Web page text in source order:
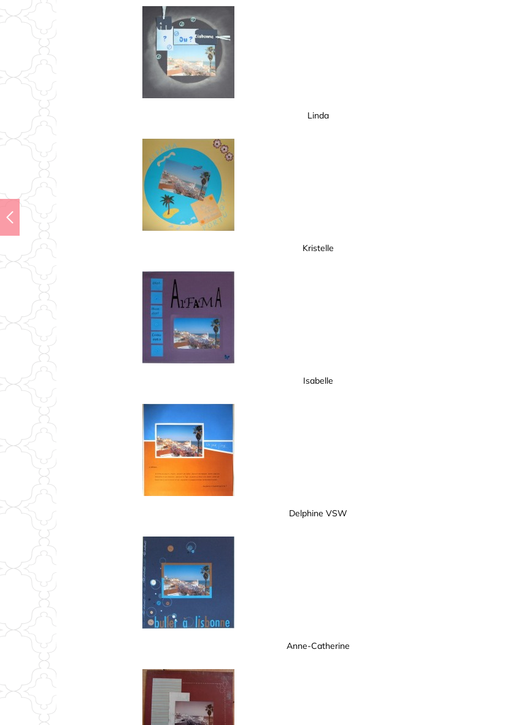
Linda
Kristelle
Isabelle
Delphine VSW
Anne-Catherine